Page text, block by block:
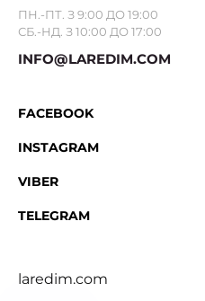
ПН.-ПТ. З 9:00 ДО 19:00
СБ.-НД. З 10:00 ДО 17:00
INFO@LAREDIM.COM
FACEBOOK
INSTAGRAM
VIBER
TELEGRAM
laredim.com